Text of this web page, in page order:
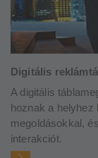
Digitális
A digitális
hoznak a helyhez
megoldásokkal,
interakciót.